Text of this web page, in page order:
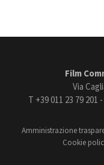
Film
Via
T +39 011 23 79 201
Amministrazione
Cookie